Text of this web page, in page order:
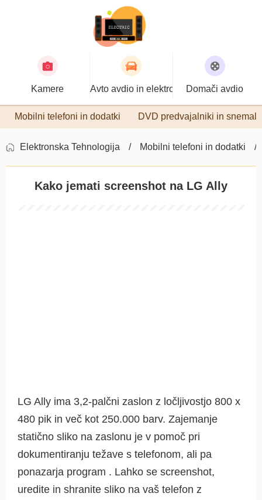
Kamere Avto avdio in elektronikaDomači avdio
Mobilni telefoni in dodatki DVD predvajalniki in
Elektronska Tehnologija Mobilni telefoni in dodatki
Kako jemati screenshot na LG Ally
LG Ally ima 3,2-palčni zaslon z ločljivostjo 800 x
480 pik in več kot 250.000 barv. Zajemanje
statično sliko na zaslonu je v pomoč pri
dokumentiranju težave s telefonom, ali pa
ponazarja program . Lahko se screenshot,
uredite in shranite sliko na vaš telefon z